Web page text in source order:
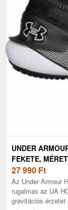
UNDER
FEKETE,
27 990 Ft
Az Under Armour
rugalmas az UA
gravitációs érzetet